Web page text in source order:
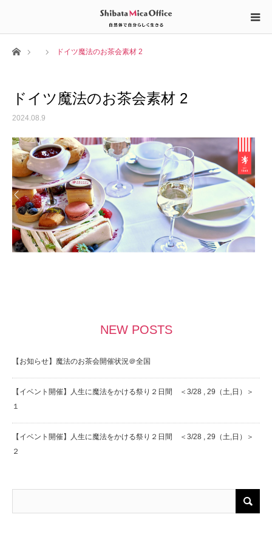
ホーム ドイツ魔法のお茶会素材 2
ドイツ魔法のお茶会素材 2
2024.08.9
NEW POSTS
【お知らせ】魔法のお茶会開催状況＠全国
【イベント開催】人生に魔法をかける祭り２日間 ＜3/28 , 29（土,日）＞
１
【イベント開催】人生に魔法をかける祭り２日間 ＜3/28 , 29（土,日）＞
２